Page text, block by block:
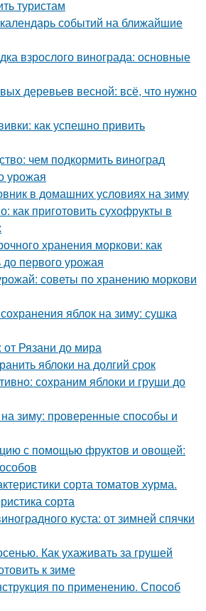
туристам
событий на ближайшие
взрослого винограда: основные
деревьев весной: всё, что нужно
как успешно привить
чем подкормить виноград
урожая
в домашних условиях на зиму
как приготовить сухофрукты в
хранения моркови: как
до первого урожая
советы по хранению моркови
яблок на зиму: сушка
Рязани до мира
яблоки на долгий срок
сохраним яблоки и груши до
зиму: проверенные способы и
с помощью фруктов и овощей:
сорта томатов хурма.
сорта
куста: от зимней спячки
Как ухаживать за грушей
к зиме
по применению. Способ